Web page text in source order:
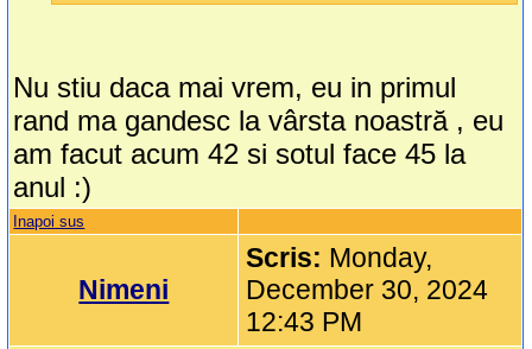
Nu stiu daca mai vrem, eu in primul
rand ma gandesc la vârsta noastră , eu
am facut acum 42 si sotul face 45 la
anul :)
Inapoi sus
Nimeni
Scris: Monday,
December 30, 2024
12:43 PM